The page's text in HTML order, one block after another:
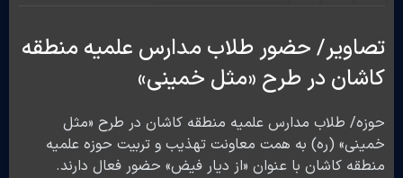
تصاویر/ حضور طلاب مدارس علمیه منطقه
کاشان در طرح «مثل خمینی»
حوزه/ طلاب مدارس علمیه منطقه کاشان در طرح «مثل
خمینی» (ره) به همت معاونت تهذیب و تربیت حوزه علمیه
منطقه کاشان با عنوان «از دیار فیض» حضور فعال دارند.